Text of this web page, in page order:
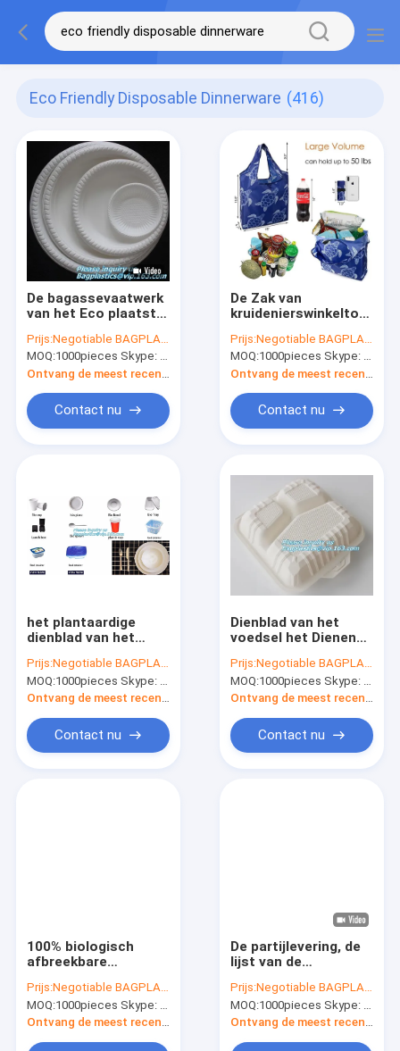
Eco Friendly Disposable Dinnerware (416)
De bagassevaatwerk
van het Eco plaatst
vriendschappelijke
biologisch
afbreekbare
suikerriet de
beschikbare plaat
van de papierpulp 6
schijfbagease
Prijs:Negotiable BAGPLASTICS@YAHOO.COM
MOQ:1000pieces Skype: mydearneil
Contact nu
De Zak van
kruidenierswinkeltote
attached,
Waterdichte Opnieuw
te gebruiken
Giftzakken, Wasbaar,
Duurzaam en
Lichtgewicht
Prijs:Negotiable BAGPLASTICS@YAHOO.COM
MOQ:1000pieces Skype: mydearneil
Contact nu
het plantaardige
dienblad van het
doos van de graan
starh de plastic
beschikbare lunch,
vriendschappelijke
biologisch
Prijs:Negotiable BAGPLASTICS@YAHOO.COM
MOQ:1000pieces Skype: mydearneil
Contact nu
Dienblad van het
voedsel het Dienende
Voedselvlees
Verpakkingsdienblad,
eco vriendschappelijk
Prijs:Negotiable BAGPLASTICS@YAHOO.COM
MOQ:1000pieces Skype: mydearneil
Contact nu
100% biologisch
afbreekbare
de Ritssluitingszak
van de
Maïszetmeelzak,
Prijs:Negotiable BAGPLASTICS@YAHOO.COM
MOQ:1000pieces Skype: mydearneil
Ontvang de meest recente Prijs
De partijlevering, de
lijst van de
gouden document
biologisch
afbreekbare diner
Prijs:Negotiable BAGPLASTICS@YAHOO.COM
MOQ:1000pieces Skype: mydearneil
Ontvang de meest recente Prijs